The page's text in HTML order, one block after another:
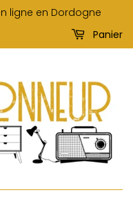
ligne en Dordogne
Panier